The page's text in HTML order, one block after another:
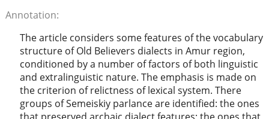
Annotation:
The article considers some features of the vocabulary
structure of Old Believers dialects in Amur region,
conditioned by a number of factors of both linguistic
and extralinguistic nature. The emphasis is made on
the criterion of relictness of lexical system. There
groups of Semeiskiy parlance are identified: the ones